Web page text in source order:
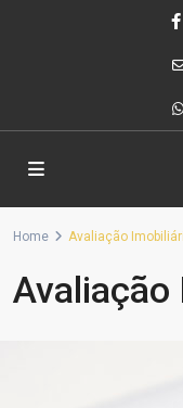
Home Avaliação
Avaliação